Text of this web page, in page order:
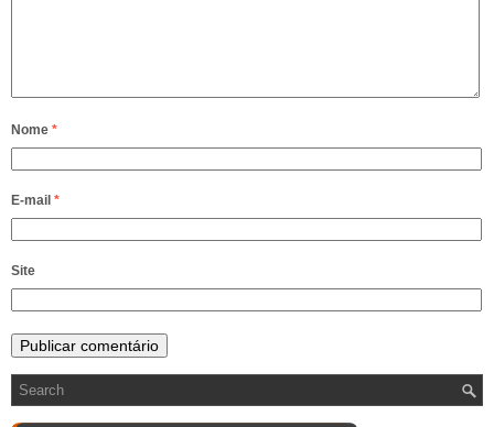
Nome *
E-mail *
Site